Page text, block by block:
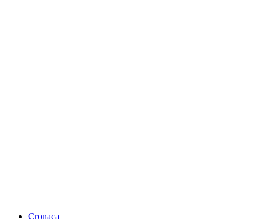
Cronaca